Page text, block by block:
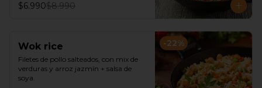
$6.990$8.990
-22%
Wok rice
Filetes de pollo salteados, con mix de
verduras y arroz jazmín + salsa de
soya.